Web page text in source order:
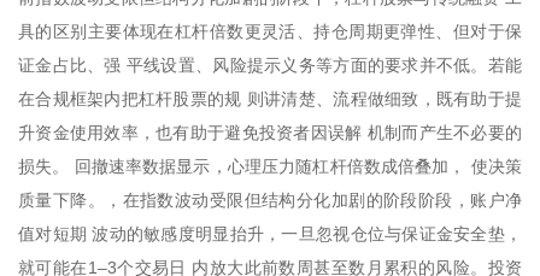
具的区别主要体现在杠杆倍数更灵活、持仓周期更弹性、但对于保
证金占比、强 平线设置、风险提示义务等方面的要求并不低。若能
在合规框架内把杠杆股票的规 则讲清楚、流程做细致，既有助于提
升资金使用效率，也有助于避免投资者因误解 机制而产生不必要的
损失。 回撤速率数据显示，心理压力随杠杆倍数成倍叠加， 使决策
质量下降。，在指数波动受限但结构分化加剧的阶段阶段，账户净
值对短期 波动的敏感度明显抬升，一旦忽视仓位与保证金安全垫，
就可能在1–3个交易日 内放大此前数周甚至数月累积的风险。投资